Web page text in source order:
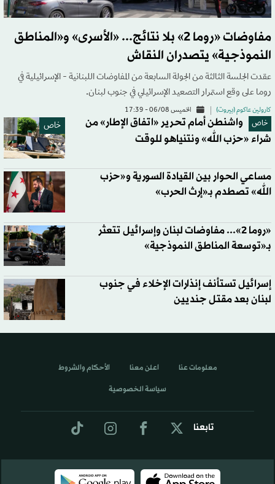
مفاوضات «روما 2» بلا نتائج... «الأسرى» و«المناطق
النموذجية» يتصدران النقاش
عقدت الجلسة الثالثة من الجولة السابعة من المفاوضات اللبنانية - الإسرائيلية في
روما على وقع استمرار التصعيد الإسرائيلي في جنوب لبنان.
كارولين عاكوم (بيروت) الخميس 06/08 - 17:39
خاص خاص
واشنطن أمام تحرير «اتفاق الإطار» من
شراء «حزب الله» ونتنياهو للوقت
مساعي الحوار بين القيادة السورية و«حزب
الله» تصطدم بـ«إرث الحرب»
«روما 2»... مفاوضات لبنان وإسرائيل تتعثر
بـ«توسعة المناطق النموذجية»
إسرائيل تستأنف إنذارات الإخلاء في جنوب
لبنان بعد مقتل جنديين
تابعنا
معلومات عنا اعلن معنا الأحكام والشروط
سياسة الخصوصية